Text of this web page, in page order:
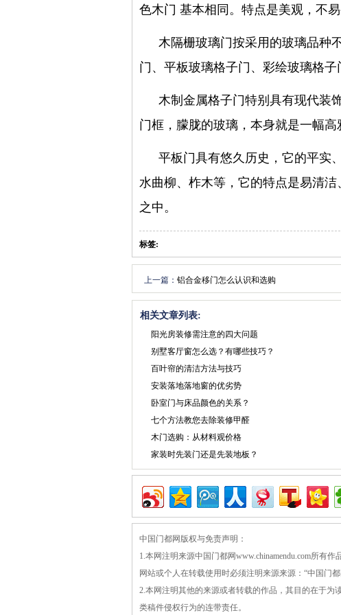
色木门 基本相同。特点是美观，不
木隔栅玻璃门按采用的玻璃品种
门、平板玻璃格子门、彩绘玻璃格子
木制金属格子门特别具有现代装
门框，朦胧的玻璃，本身就是一幅高
平板门具有悠久历史，它的平实
水曲柳、柞木等，它的特点是易清
之中。
标签:
上一篇： 铝合金移门怎么认识和选购
相关文章列表:
阳光房装修需注意的四大问题
别墅客厅窗怎么选？有哪些技巧？
百叶帘的清洁方法与技巧
安装落地落地窗的优劣势
卧室门与床品颜色的关系？
七个方法教您去除装修甲醛
木门选购：从材料观价格
家装时先装门还是先装地板？
中国门都网版权与免责声明：
1.本网注明来源中国门都网www.chinamendu.com所有
网站或个人在转载使用时必须注明来源来源：“中国门
2.本网注明其他的来源或者转载的作品，其目的在于
类稿件侵权行为的连带责任。